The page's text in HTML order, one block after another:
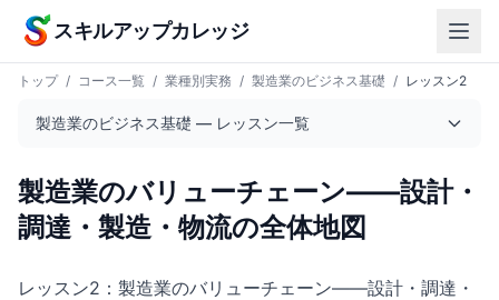
本文へスキップ
スキルアップカレッジ
トップ / コース一覧 / 業種別実務 / 製造業のビジネス基礎 / レッスン2
製造業のビジネス基礎 — レッスン一覧
製造業のバリューチェーン——設計・
調達・製造・物流の全体地図
レッスン2：製造業のバリューチェーン——設計・調達・